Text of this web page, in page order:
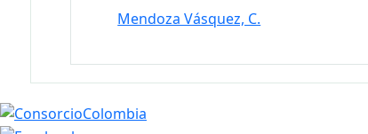
Mendoza Vásquez, C.